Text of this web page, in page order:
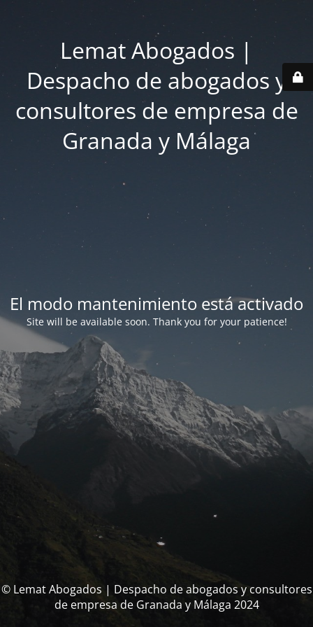
Lemat Abogados |
Despacho de abogados y
consultores de empresa de
Granada y Málaga
El modo mantenimiento está activado
Site will be available soon. Thank you for your patience!
© Lemat Abogados | Despacho de abogados y consultores
de empresa de Granada y Málaga 2024